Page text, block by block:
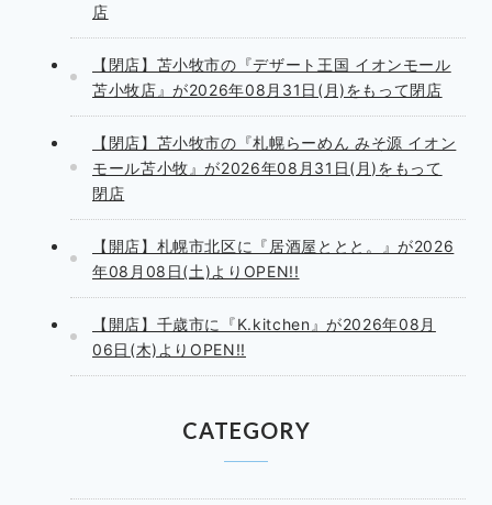
店
【閉店】苫小牧市の『デザート王国 イオンモール
苫小牧店』が2026年08月31日(月)をもって閉店
【閉店】苫小牧市の『札幌らーめん みそ源 イオン
モール苫小牧』が2026年08月31日(月)をもって
閉店
【開店】札幌市北区に『居酒屋ととと。』が2026
年08月08日(土)よりOPEN!!
【開店】千歳市に『K.kitchen』が2026年08月
06日(木)よりOPEN!!
CATEGORY